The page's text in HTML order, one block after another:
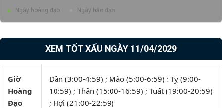
Ngày hoàng đạo Ngày hắc đạo
XEM TỐT XẤU NGÀY 11/04/2029
Giờ
Hoàng
Đạo
Dần (3:00-4:59) ; Mão (5:00-6:59) ; Tỵ (9:00-
10:59) ; Thân (15:00-16:59) ; Tuất (19:00-20:59)
; Hợi (21:00-22:59)